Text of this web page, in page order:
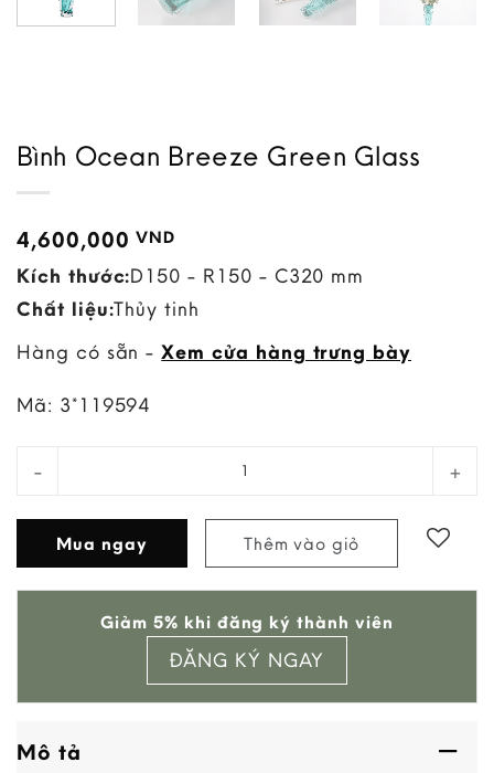
Bình Ocean Breeze Green Glass
4,600,000VND
Kích thước:D150 - R150 - C320 mm
Chất liệu:Thủy tinh
Hàng có sẵn -Xem cửa hàng trưng bày
Mã: 3*119594
Mua ngay Thêm vào giỏ
wishlist
Giảm 5% khi đăng ký thành viên
ĐĂNG KÝ NGAY
Mô tả